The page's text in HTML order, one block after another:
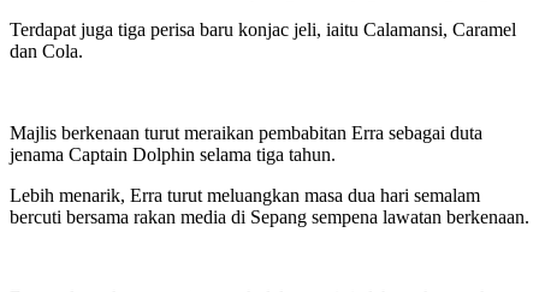
Terdapat juga tiga perisa baru konjac jeli, iaitu Calamansi, Caramel
dan Cola.
Majlis berkenaan turut meraikan pembabitan Erra sebagai duta
jenama Captain Dolphin selama tiga tahun.
Lebih menarik, Erra turut meluangkan masa dua hari semalam
bercuti bersama rakan media di Sepang sempena lawatan berkenaan.